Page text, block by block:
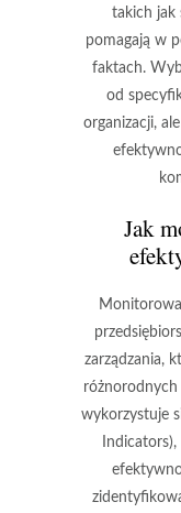
takich jak
pomagają w
faktach.
od
organizacji,
Jak
zarządzania,
wykorzystuje